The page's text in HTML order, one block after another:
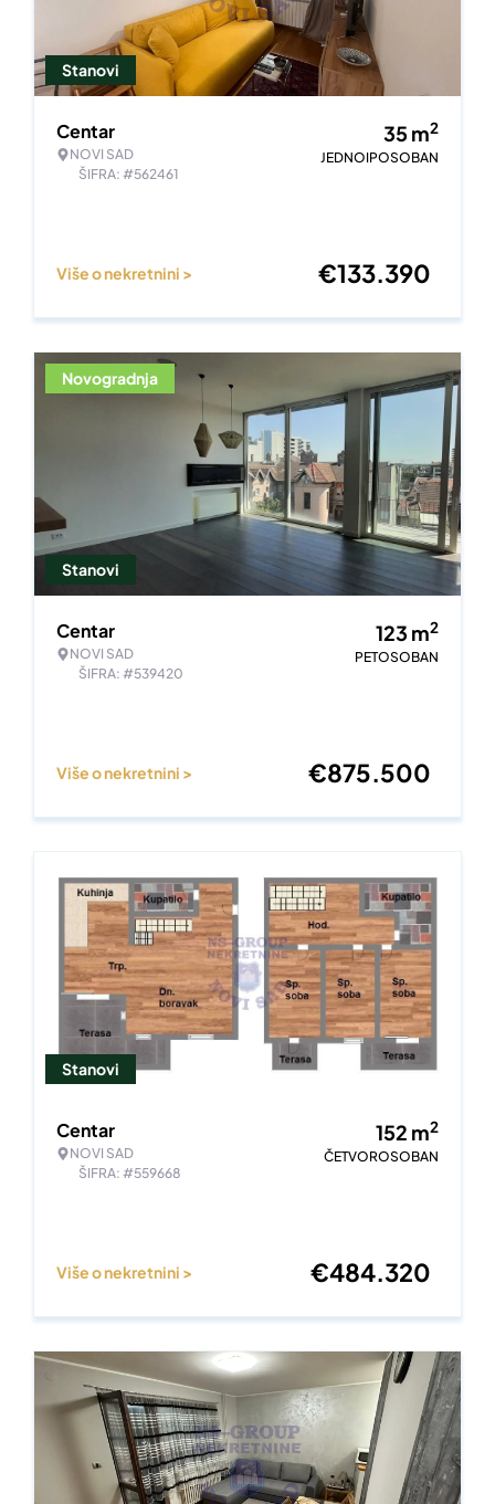
Stanovi
Centar
NOVI SAD
ŠIFRA: #562461
35m2
JEDNOIPOSOBAN
Više o nekretnini > €133.390
Stanovi
Novogradnja
Centar
NOVI SAD
ŠIFRA: #539420
123 m2
PETOSOBAN
Više o nekretnini > €875.500
Stanovi
Centar
NOVI SAD
ŠIFRA: #559668
152 m2
ČETVOROSOBAN
Više o nekretnini > €484.320